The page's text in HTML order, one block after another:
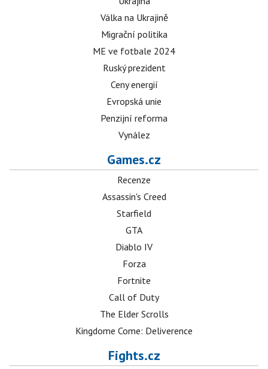
Válka na Ukrajině
Migrační politika
ME ve fotbale 2024
Ruský prezident
Ceny energií
Evropská unie
Penzijní reforma
Vynález
Games.cz
Recenze
Assassin's Creed
Starfield
GTA
Diablo IV
Forza
Fortnite
Call of Duty
The Elder Scrolls
Kingdome Come: Deliverence
Fights.cz